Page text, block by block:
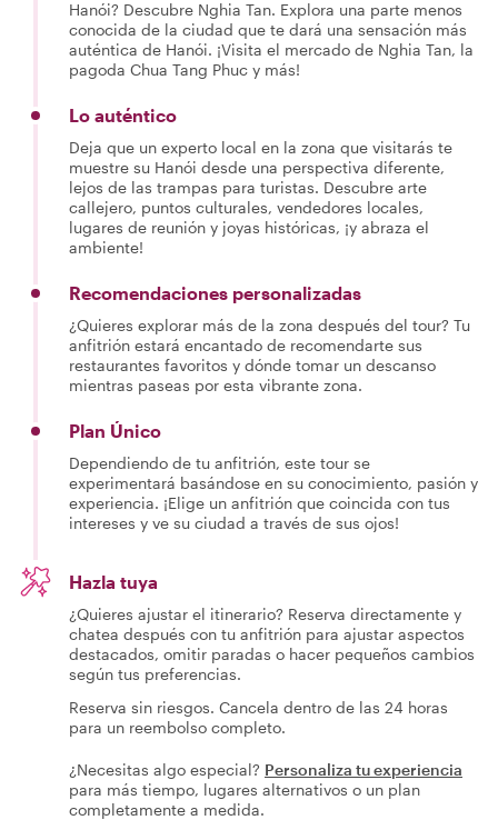
Hanói? Descubre Nghia Tan. Explora una parte menos
conocida de la ciudad que te dará una sensación más
auténtica de Hanói. ¡Visita el mercado de Nghia Tan, la
pagoda Chua Tang Phuc y más!
Lo auténtico
Deja que un experto local en la zona que visitarás te
muestre su Hanói desde una perspectiva diferente,
lejos de las trampas para turistas. Descubre arte
callejero, puntos culturales, vendedores locales,
lugares de reunión y joyas históricas, ¡y abraza el
ambiente!
Recomendaciones personalizadas
¿Quieres explorar más de la zona después del tour? Tu
anfitrión estará encantado de recomendarte sus
restaurantes favoritos y dónde tomar un descanso
mientras paseas por esta vibrante zona.
Plan Único
Dependiendo de tu anfitrión, este tour se
experimentará basándose en su conocimiento, pasión y
experiencia. ¡Elige un anfitrión que coincida con tus
intereses y ve su ciudad a través de sus ojos!
Hazla tuya
¿Quieres ajustar el itinerario? Reserva directamente y
chatea después con tu anfitrión para ajustar aspectos
destacados, omitir paradas o hacer pequeños cambios
según tus preferencias.
Reserva sin riesgos. Cancela dentro de las 24 horas
para un reembolso completo.
¿Necesitas algo especial? Personaliza tu experiencia
para más tiempo, lugares alternativos o un plan
completamente a medida.